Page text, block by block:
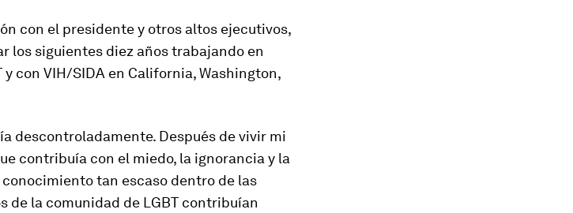
con el presidente y otros altos ejecutivos,
los siguientes diez años trabajando en
con VIH/SIDA en California, Washington,
descontroladamente. Después de vivir mi
contribuía con el miedo, la ignorancia y la
tan escaso dentro de las
de la comunidad de LGBT contribuían